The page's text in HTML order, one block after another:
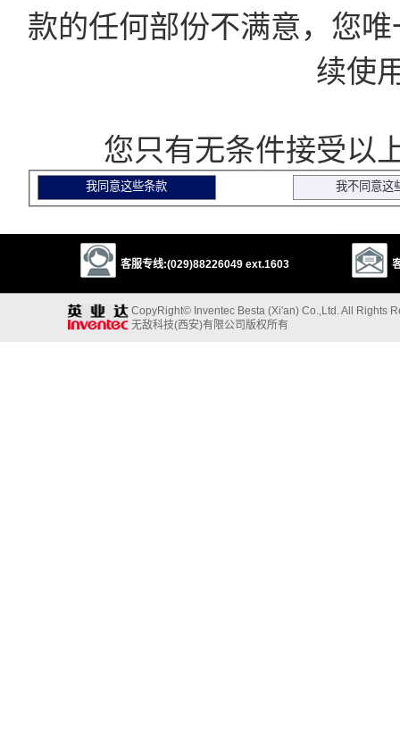
款的任何部份不满意，您
续使
您只有无条件接受以上
客服专线:(029)88226049 ext.1603
CopyRight© Inventec Besta (Xi'an) Co.,Ltd. All Rights
无敌科技(西安)有限公司版权所有